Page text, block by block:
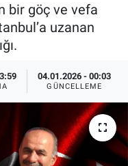
bir göç ve vefa
uzanan
04.01.2026 - 00:03
GÜNCELLEME